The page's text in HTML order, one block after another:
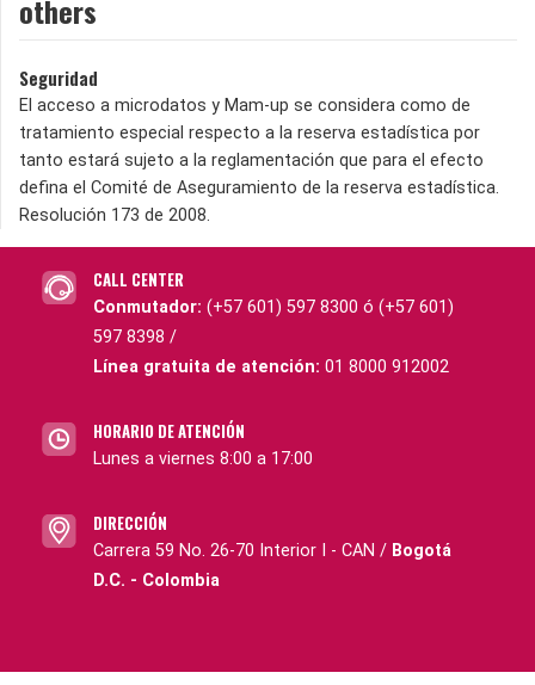
others
Seguridad
El acceso a microdatos y Mam-up se considera como de
tratamiento especial respecto a la reserva estadística por
tanto estará sujeto a la reglamentación que para el efecto
defina el Comité de Aseguramiento de la reserva estadística.
Resolución 173 de 2008.
CALL CENTER
Conmutador: (+57 601) 597 8300 ó (+57 601)
597 8398 /
Línea gratuita de atención: 01 8000 912002
HORARIO DE ATENCIÓN
Lunes a viernes 8:00 a 17:00
DIRECCIÓN
Carrera 59 No. 26-70 Interior I - CAN / Bogotá
D.C. - Colombia